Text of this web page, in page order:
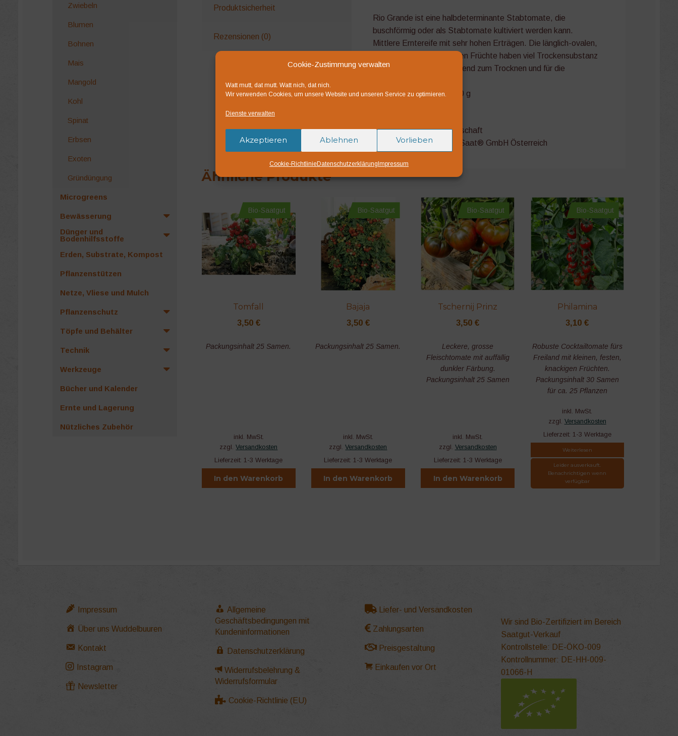
Cookie-Zustimmung verwalten
Watt mutt, dat mutt. Watt nich, dat nich.
Wir verwenden Cookies, um unsere Website und unseren Service zu optimieren.
Dienste verwalten
Akzeptieren Ablehnen Vorlieben
Cookie-RichtlinieDatenschutzerklärungImpressum
Produktsicherheit
Rezensionen (0)
Rio Grande ist eine halbdeterminante Stabtomate, die
buschförmig oder als Stabtomate kultiviert werden kann.
Mittlere Erntereife mit sehr hohen Erträgen. Die länglich-ovalen,
dickfleischigen, sehr festen Früchte haben viel Trockensubstanz
und eignen sich hervorragend zum Trocknen und für die
Fruchtgewicht: 100 – 170 g
Österreichische Landwirtschaft
Originalsaatgut von ReinSaat® GmbH Österreich
Ähnliche Produkte
Bio-Saatgut
Tomfall
3,50 €
Packungsinhalt 25 Samen.
inkl. MwSt.
zzgl.Versandkosten
Lieferzeit: 1-3 Werktage
In den Warenkorb
Bio-Saatgut
Bajaja
3,50 €
Packungsinhalt 25 Samen.
inkl. MwSt.
zzgl.Versandkosten
Lieferzeit: 1-3 Werktage
In den Warenkorb
Bio-Saatgut
Tschernij Prinz
3,50€
Leckere, grosse
Fleischtomate mit auffällig
dunkler Färbung.
Packungsinhalt 25 Samen
inkl. MwSt.
zzgl. Versandkosten
Lieferzeit: 1-3 Werktage
In den Warenkorb
Bio-Saatgut
Philamina
3,10€
Robuste Cocktailtomate fürs
Freiland mit kleinen, festen,
knackigen Früchten.
Packungsinhalt 30 Samen
für ca. 25 Pflanzen
inkl. MwSt.
zzgl. Versandkosten
Lieferzeit: 1-3 Werktage
Weiterlesen
Leider ausverkauft.
Benachrichtigen wenn
verfügbar
Zwiebeln
Blumen
Bohnen
Mais
Mangold
Kohl
Spinat
Erbsen
Exoten
Gründüngung
Microgreens
Bewässerung
Dünger und
Bodenhilfsstoffe
Erden, Substrate, Kompost
Pflanzenstützen
Netze, Vliese und Mulch
Pflanzenschutz
Töpfe und Behälter
Technik
Werkzeuge
Bücher und Kalender
Ernte und Lagerung
Nützliches Zubehör
Impressum
Über uns Wuddelbuuren
Kontakt
Instagram
Newsletter
Allgemeine
Geschäftsbedingungen mit
Kundeninformationen
Datenschutzerklärung
Widerrufsbelehrung &
Widerrufsformular
Cookie-Richtlinie (EU)
Liefer- und Versandkosten
Zahlungsarten
Preisgestaltung
Einkaufen vor Ort
Wir sind Bio-Zertifiziert im Bereich
Saatgut-Verkauf
Kontrollstelle: DE-ÖKO-009
Kontrollnummer: DE-HH-009-
01066-H